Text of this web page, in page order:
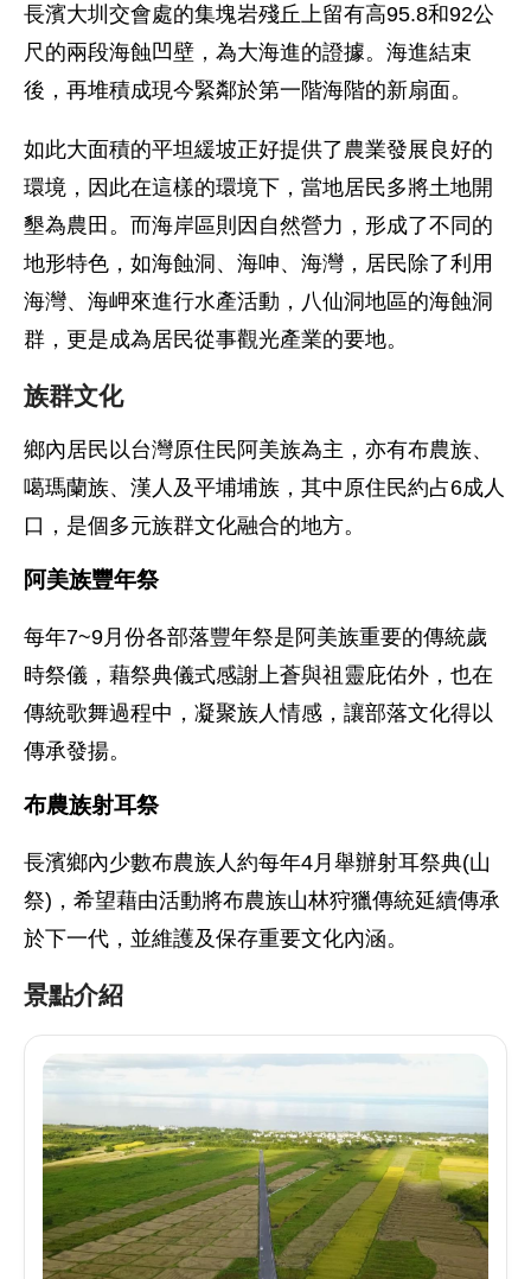
長濱大圳交會處的集塊岩殘丘上留有高95.8和92公
尺的兩段海蝕凹壁，為大海進的證據。海進結束
後，再堆積成現今緊鄰於第一階海階的新扇面。
如此大面積的平坦緩坡正好提供了農業發展良好的
環境，因此在這樣的環境下，當地居民多將土地開
墾為農田。而海岸區則因自然營力，形成了不同的
地形特色，如海蝕洞、海呻、海灣，居民除了利用
海灣、海岬來進行水產活動，八仙洞地區的海蝕洞
群，更是成為居民從事觀光產業的要地。
族群文化
鄉內居民以台灣原住民阿美族為主，亦有布農族、
噶瑪蘭族、漢人及平埔埔族，其中原住民約占6成人
口，是個多元族群文化融合的地方。
阿美族豐年祭
每年7~9月份各部落豐年祭是阿美族重要的傳統歲
時祭儀，藉祭典儀式感謝上蒼與祖靈庇佑外，也在
傳統歌舞過程中，凝聚族人情感，讓部落文化得以
傳承發揚。
布農族射耳祭
長濱鄉內少數布農族人約每年4月舉辦射耳祭典(山
祭)，希望藉由活動將布農族山林狩獵傳統延續傳承
於下一代，並維護及保存重要文化內涵。
景點介紹